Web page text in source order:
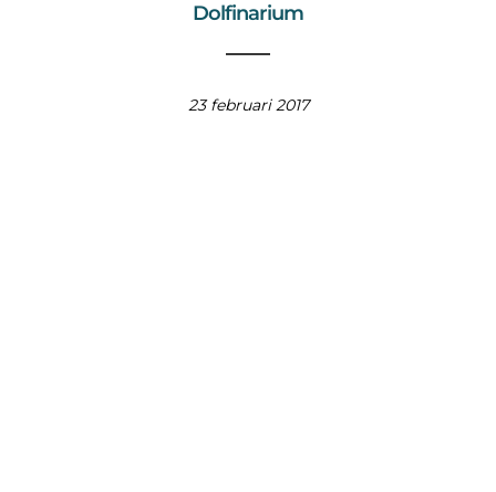
Dolfinarium
23 februari 2017